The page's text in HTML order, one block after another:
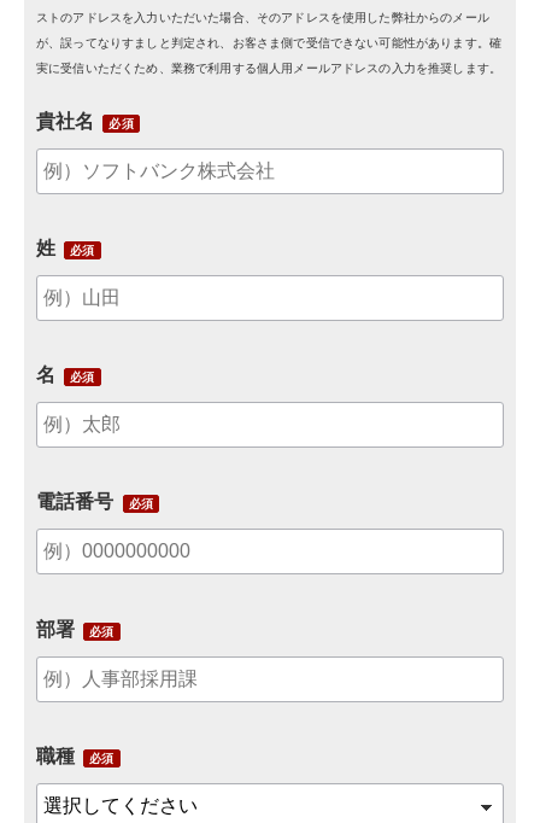
ストのアドレスを入力いただいた場合、そのアドレスを使用した弊社からのメール
が、誤ってなりすましと判定され、お客さま側で受信できない可能性があります。確
実に受信いただくため、業務で利用する個人用メールアドレスの入力を推奨します。
貴社名
姓
名
電話番号
部署
職種